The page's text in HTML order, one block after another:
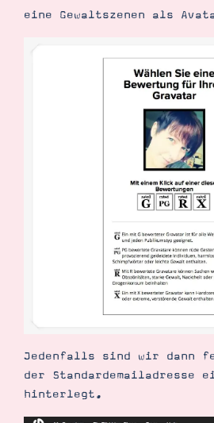
eine Gewaltszenen als
Jedenfalls sind wir dann
der Standardemailadresse
hinterlegt.